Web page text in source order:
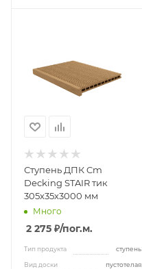
Ступень ДПК Cm
Decking STAIR тик
305х35х3000 мм
Много
2 275 ₽/пог.м.
Тип продукта ступень
Вид доски пустотелая